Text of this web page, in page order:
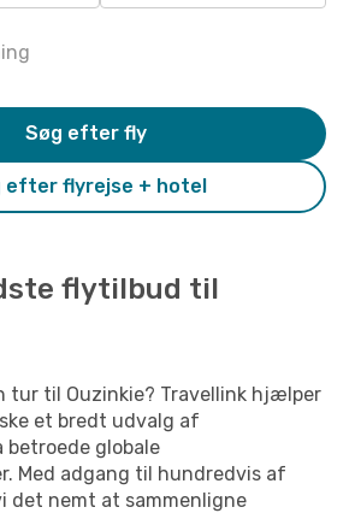
efter flyrejse + hotel
Søg efter fly
flytilbud til
tur til Ouzinkie? Travellink hjælper
et bredt udvalg af
globale
Med adgang til hundredvis af
det nemt at sammenligne